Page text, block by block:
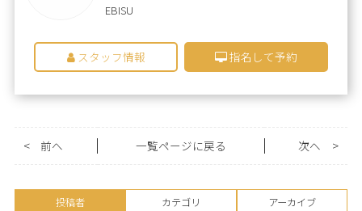
EBISU
スタッフ情報 指名して予約
< 前へ 一覧ページに戻る >
次へ
投稿者 カテゴリ アーカイブ